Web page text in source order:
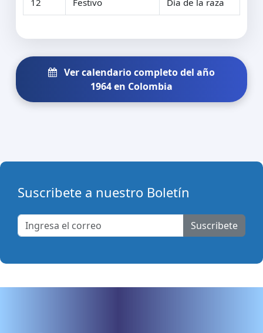
Ver calendario completo del año
1964 en Colombia
Suscribete a nuestro Boletín
Suscribete